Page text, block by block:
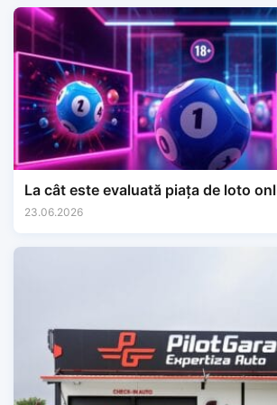
La cât este evaluată piața de loto
23.06.2026